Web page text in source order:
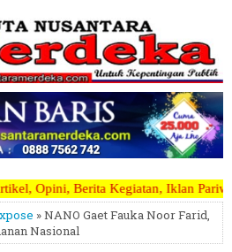
Pariwara dapat mengirimkannya
» NANO Gaet Fauka Noor Farid,
Nasional